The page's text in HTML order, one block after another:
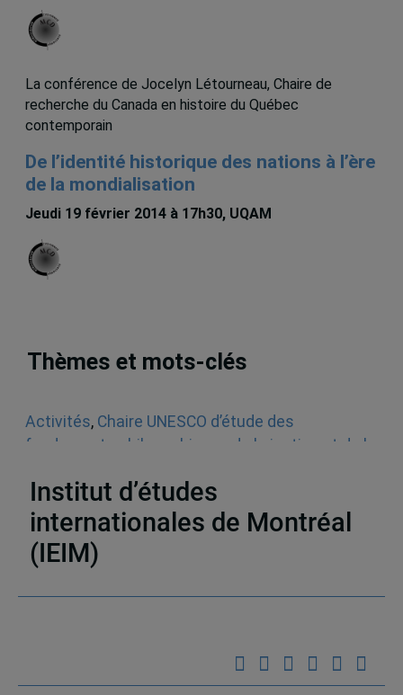
La conférence de Jocelyn Létourneau, Chaire de
recherche du Canada en histoire du Québec
contemporain
De l’identité historique des nations à l’ère
de la mondialisation
Jeudi 19 février 2014 à 17h30, UQAM
Thèmes et mots-clés
Activités, Chaire UNESCO d’étude des
fondements philosophiques de la justice et de la
Institut d’études
internationales de Montréal
(IEIM)